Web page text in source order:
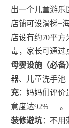
出一个儿童游乐
店铺可设滑梯+
店设有约70平方
毒，家长可通过
母婴设施（必备）
器、儿童洗手池
充：妈妈们评价
意度达92%
。
装修避坑：不用